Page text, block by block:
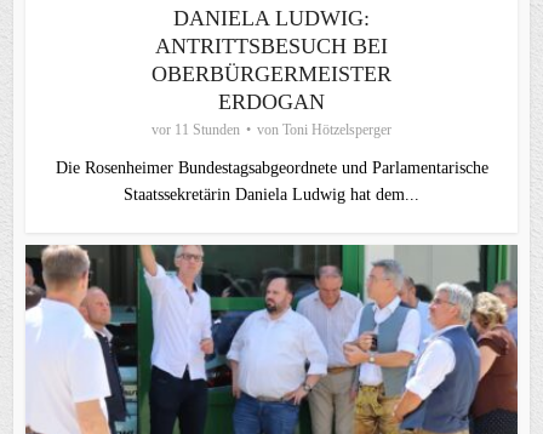
DANIELA LUDWIG:
ANTRITTSBESUCH BEI
OBERBÜRGERMEISTER
ERDOGAN
vor 11 Stunden von Toni Hötzelsperger
Die Rosenheimer Bundestagsabgeordnete und Parlamentarische
Staatssekretärin Daniela Ludwig hat dem...